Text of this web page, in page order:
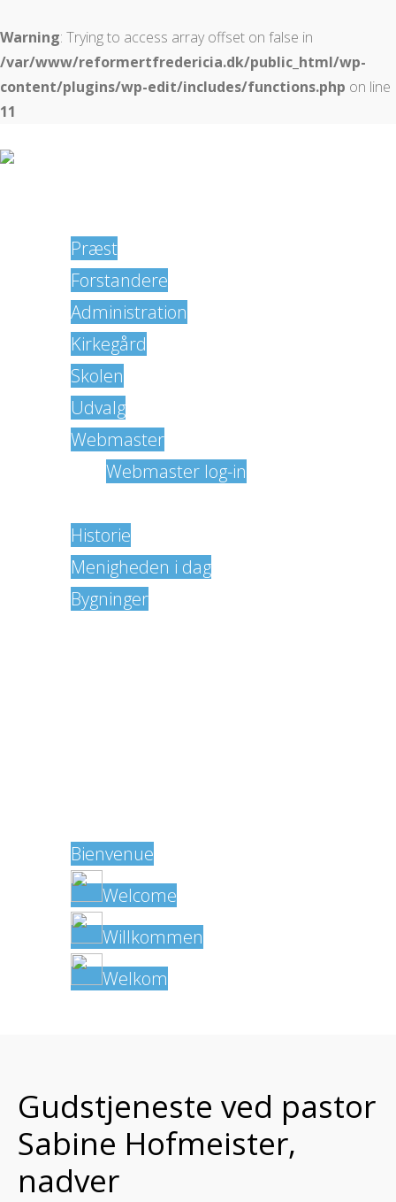
Warning: Trying to access array offset on false in
/var/www/reformertfredericia.dk/public_html/wp-
content/plugins/wp-edit/includes/functions.php on line
11
Præst
Forstandere
Administration
Kirkegård
Skolen
Udvalg
Webmaster
Webmaster log-in
Historie
Menigheden i dag
Bygninger
Bienvenue
Welcome
Willkommen
Welkom
Gudstjeneste ved pastor
Sabine Hofmeister,
nadver